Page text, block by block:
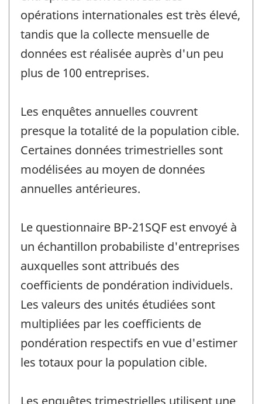
opérations internationales est très élevé,
tandis que la collecte mensuelle de
données est réalisée auprès d'un peu
plus de 100 entreprises.
Les enquêtes annuelles couvrent
presque la totalité de la population cible.
Certaines données trimestrielles sont
modélisées au moyen de données
annuelles antérieures.
Le questionnaire BP-21SQF est envoyé à
un échantillon probabiliste d'entreprises
auxquelles sont attribués des
coefficients de pondération individuels.
Les valeurs des unités étudiées sont
multipliées par les coefficients de
pondération respectifs en vue d'estimer
les totaux pour la population cible.
Les enquêtes trimestrielles utilisent une